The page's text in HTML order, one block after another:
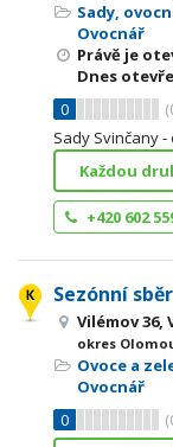
Sady,
Ovocnář
Právě je
Dnes
0
(
Sady Svinčany
Každou
+420 602
Sezónní
Vilémov 36,
okres
Ovoce a
Ovocnář
0
(